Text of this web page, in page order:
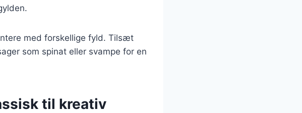
med forskellige fyld. Tilsæt
som spinat eller svampe for en
til kreativ